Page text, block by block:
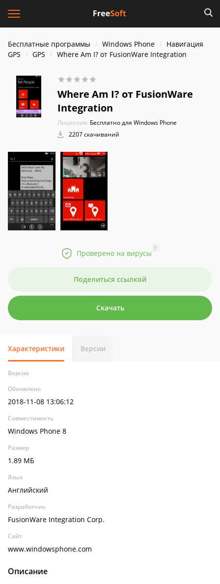
Бесплатные программы Windows Phone
Навигация
GPS
GPS Where Am I? от FusionWare Integration
Where Am I? от FusionWare
Integration
Лицензия: Бесплатно для Windows Phone
2207 скачиваний
Проверено на вирусы
?
Поделиться ссылкой
Скачать
Характеристики Версии
Версия
Обновлено
2018-11-08 13:06:12
Совместимость
Windows Phone 8
Размер
1.89 МБ
Язык
Английский
Разработчик
FusionWare Integration Corp.
Сайт
www.windowsphone.com
Описание